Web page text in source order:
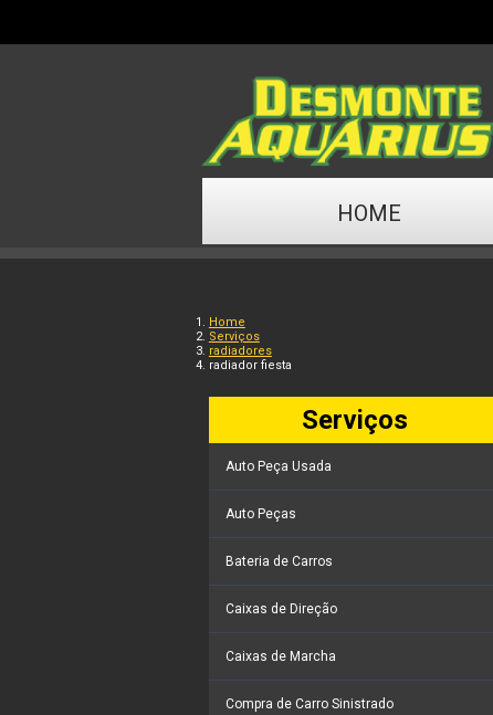
HOME
Home
Serviços
radiadores
radiador fiesta
Serviços
Auto Peça Usada
Auto Peças
Bateria de Carros
Caixas de Direção
Caixas de Marcha
Compra de Carro Sinistrado